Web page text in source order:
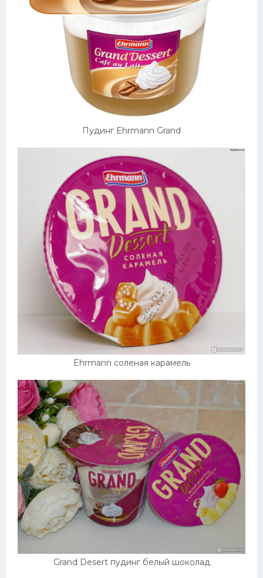
Пудинг Ehrmann Grand
Ehrmann соленая карамель
Grand Desert пудинг белый шоколад